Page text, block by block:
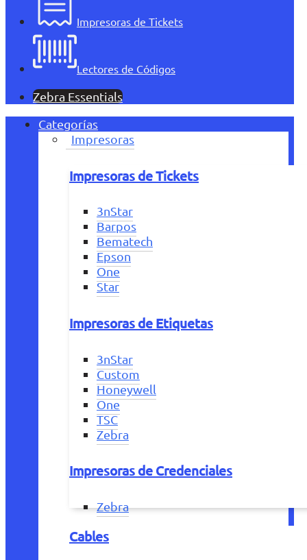
Impresoras de Tickets
Lectores de Códigos
Zebra Essentials
Categorías
Impresoras
Impresoras de Tickets
3nStar
Barpos
Bematech
Epson
One
Star
Impresoras de Etiquetas
3nStar
Custom
Honeywell
One
TSC
Zebra
Impresoras de Credenciales
Zebra
Cables